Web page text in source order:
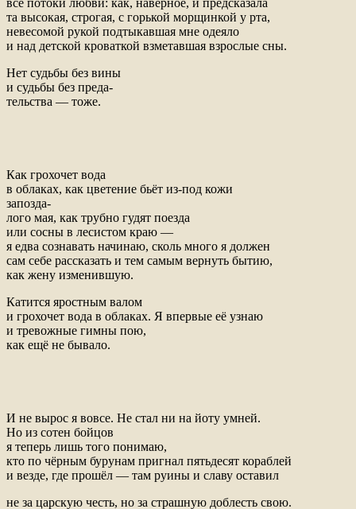
все потоки любви: как, наверное, и предсказала
та высокая, строгая, с горькой морщинкой у рта,
невесомой рукой подтыкавшая мне одеяло
и над детской кроваткой взметавшая взрослые сны.
Нет судьбы без вины
и судьбы без преда-
тельства — тоже.
Как грохочет вода
в облаках, как цветение бьёт из-под кожи
запозда-
лого мая, как трубно гудят поезда
или сосны в лесистом краю —
я едва сознавать начинаю, сколь много я должен
сам себе рассказать и тем самым вернуть бытию,
как жену изменившую.
Катится яростным валом
и грохочет вода в облаках. Я впервые её узнаю
и тревожные гимны пою,
как ещё не бывало.
И не вырос я вовсе. Не стал ни на йоту умней.
Но из сотен бойцов
я теперь лишь того понимаю,
кто по чёрным бурунам пригнал пятьдесят кораблей
и везде, где прошёл — там руины и славу оставил
не за царскую честь, но за страшную доблесть свою.